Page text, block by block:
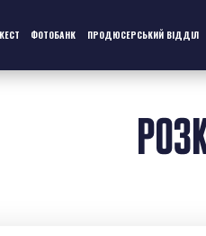
ФОТОБАНК ПРОДЮСЕРСЬКИЙ ВІДДІЛ